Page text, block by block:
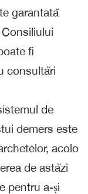
garantată
fi
consultări
de
demers este
acolo
de astăzi
pentru a-și